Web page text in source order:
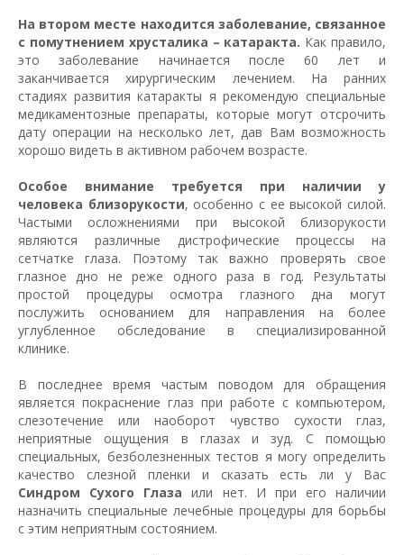
На втором месте находится заболевание, связанное
с помутнением хрусталика – катаракта. Как правило,
это заболевание начинается после 60 лет и
заканчивается хирургическим лечением. На ранних
стадиях развития катаракты я рекомендую специальные
медикаментозные препараты, которые могут отсрочить
дату операции на несколько лет, дав Вам возможность
хорошо видеть в активном рабочем возрасте.
Особое внимание требуется при наличии у
человека близорукости, особенно с ее высокой силой.
Частыми осложнениями при высокой близорукости
являются различные дистрофические процессы на
сетчатке глаза. Поэтому так важно проверять свое
глазное дно не реже одного раза в год. Результаты
простой процедуры осмотра глазного дна могут
послужить основанием для направления на более
углубленное обследование в специализированной
клинике.
В последнее время частым поводом для обращения
является покраснение глаз при работе с компьютером,
слезотечение или наоборот чувство сухости глаз,
неприятные ощущения в глазах и зуд. С помощью
специальных, безболезненных тестов я могу определить
качество слезной пленки и сказать есть ли у Вас
Синдром Сухого Глаза или нет. И при его наличии
назначить специальные лечебные процедуры для борьбы
с этим неприятным состоянием.